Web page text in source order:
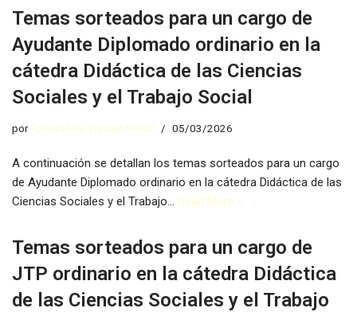
Temas sorteados para un cargo de
Ayudante Diplomado ordinario en la
cátedra Didáctica de las Ciencias
Sociales y el Trabajo Social
porFacultad de Trabajo Social 05/03/2026
A continuación se detallan los temas sorteados para un cargo
de Ayudante Diplomado ordinario en la cátedra Didáctica de las
Ciencias Sociales y el Trabajo… Read More »
Temas sorteados para un cargo de
JTP ordinario en la cátedra Didáctica
de las Ciencias Sociales y el Trabajo